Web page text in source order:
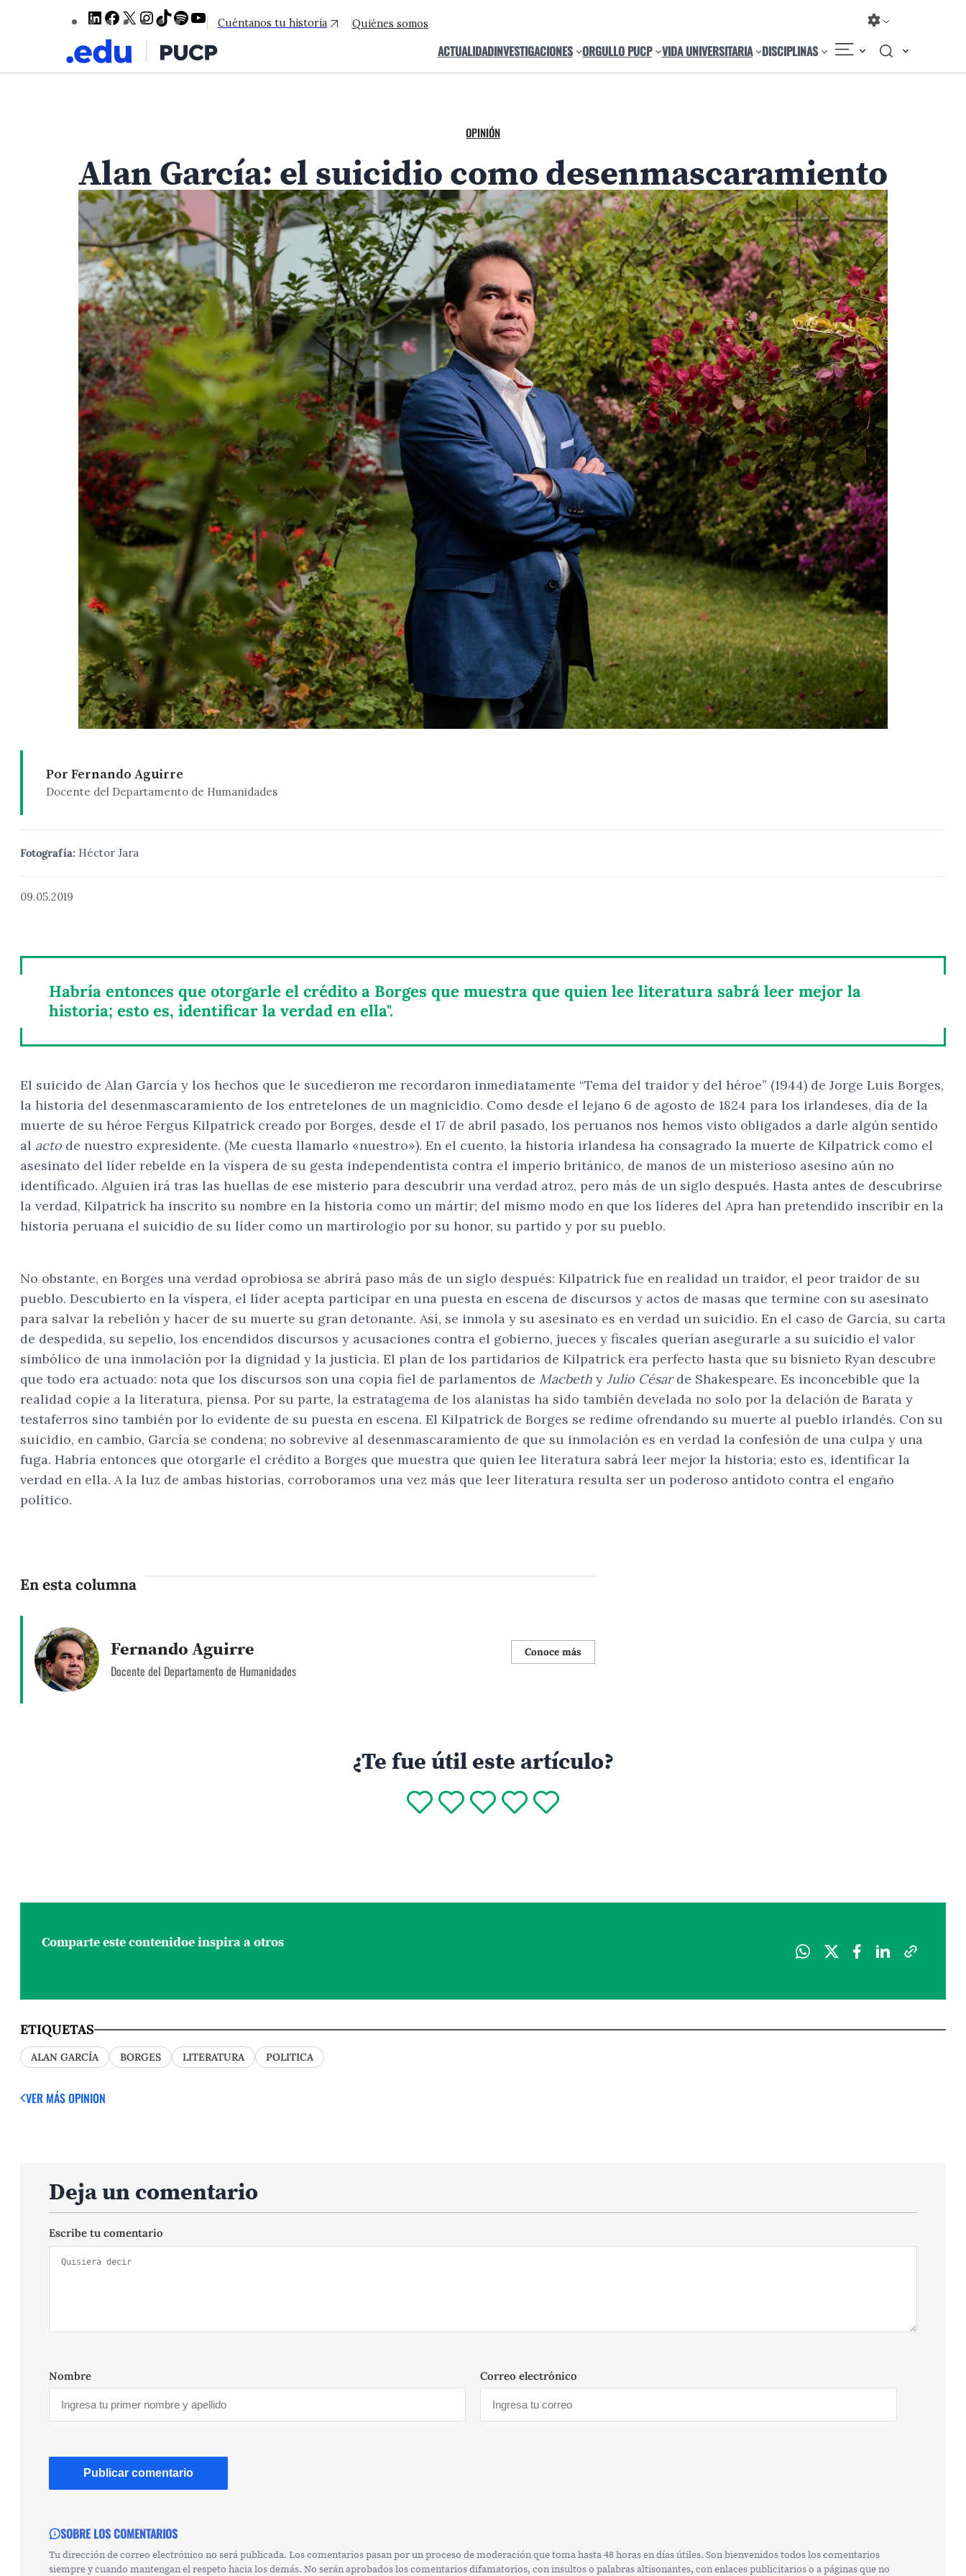
LinkedIn
Facebook
X Instagram
TikTok
Spotify
YouTube
Cuéntanos tu historia Quiénes somos
ACTUALIDADINVESTIGACIONES ORGULLO PUCP VIDA UNIVERSITARIA DISCIPLINAS
OPINIÓN
Alan García: el suicidio como desenmascaramiento
Por Fernando Aguirre
Docente del Departamento de Humanidades
Fotografía: Héctor Jara
09.05.2019
Habría entonces que otorgarle el crédito a Borges que muestra que quien lee literatura sabrá leer mejor la
historia; esto es, identificar la verdad en ella".
El suicido de Alan García y los hechos que le sucedieron me recordaron inmediatamente “Tema del traidor y del héroe” (1944) de Jorge Luis Borges,
la historia del desenmascaramiento de los entretelones de un magnicidio. Como desde el lejano 6 de agosto de 1824 para los irlandeses, día de la
muerte de su héroe Fergus Kilpatrick creado por Borges, desde el 17 de abril pasado, los peruanos nos hemos visto obligados a darle algún sentido
al acto de nuestro expresidente. (Me cuesta llamarlo «nuestro»). En el cuento, la historia irlandesa ha consagrado la muerte de Kilpatrick como el
asesinato del líder rebelde en la víspera de su gesta independentista contra el imperio británico, de manos de un misterioso asesino aún no
identificado. Alguien irá tras las huellas de ese misterio para descubrir una verdad atroz, pero más de un siglo después. Hasta antes de descubrirse
la verdad, Kilpatrick ha inscrito su nombre en la historia como un mártir; del mismo modo en que los líderes del Apra han pretendido inscribir en la
historia peruana el suicidio de su líder como un martirologio por su honor, su partido y por su pueblo.
No obstante, en Borges una verdad oprobiosa se abrirá paso más de un siglo después: Kilpatrick fue en realidad un traidor, el peor traidor de su
pueblo. Descubierto en la víspera, el líder acepta participar en una puesta en escena de discursos y actos de masas que termine con su asesinato
para salvar la rebelión y hacer de su muerte su gran detonante. Así, se inmola y su asesinato es en verdad un suicidio. En el caso de García, su carta
de despedida, su sepelio, los encendidos discursos y acusaciones contra el gobierno, jueces y fiscales querían asegurarle a su suicidio el valor
simbólico de una inmolación por la dignidad y la justicia. El plan de los partidarios de Kilpatrick era perfecto hasta que su bisnieto Ryan descubre
que todo era actuado: nota que los discursos son una copia fiel de parlamentos de Macbeth y Julio Césarde Shakespeare. Es inconcebible que la
realidad copie a la literatura, piensa. Por su parte, la estratagema de los alanistas ha sido también develada no solo por la delación de Barata y
testaferros sino también por lo evidente de su puesta en escena. El Kilpatrick de Borges se redime ofrendando su muerte al pueblo irlandés. Con su
suicidio, en cambio, García se condena; no sobrevive al desenmascaramiento de que su inmolación es en verdad la confesión de una culpa y una
fuga. Habría entonces que otorgarle el crédito a Borges que muestra que quien lee literatura sabrá leer mejor la historia; esto es, identificar la
verdad en ella. A la luz de ambas historias, corroboramos una vez más que leer literatura resulta ser un poderoso antídoto contra el engaño
político.
En esta columna
Fernando Aguirre
Docente del Departamento de Humanidades
Conoce más
¿Te fue útil este artículo?
Comparte este contenidoe inspira a otros
ETIQUETAS
ALAN GARCÍA BORGES LITERATURA POLITICA
VER MÁS OPINION
Deja un comentario
Escribe tu comentario
Nombre Correo electrónico
SOBRE LOS COMENTARIOS
Tu dirección de correo electrónico no será publicada. Los comentarios pasan por un proceso de moderación que toma hasta 48 horas en días útiles. Son bienvenidos todos los comentarios
siempre y cuando mantengan el respeto hacia los demás. No serán aprobados los comentarios difamatorios, con insultos o palabras altisonantes, con enlaces publicitarios o a páginas que no